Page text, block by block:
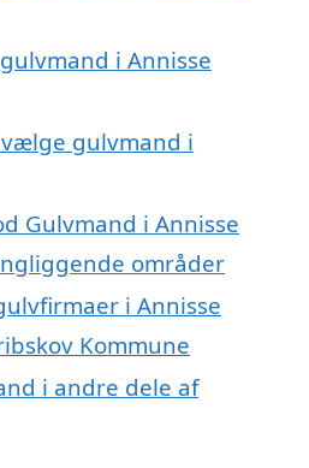
i Annisse
gulvmand i
Gulvmand i Annisse
områder
i Annisse
Kommune
i andre dele af